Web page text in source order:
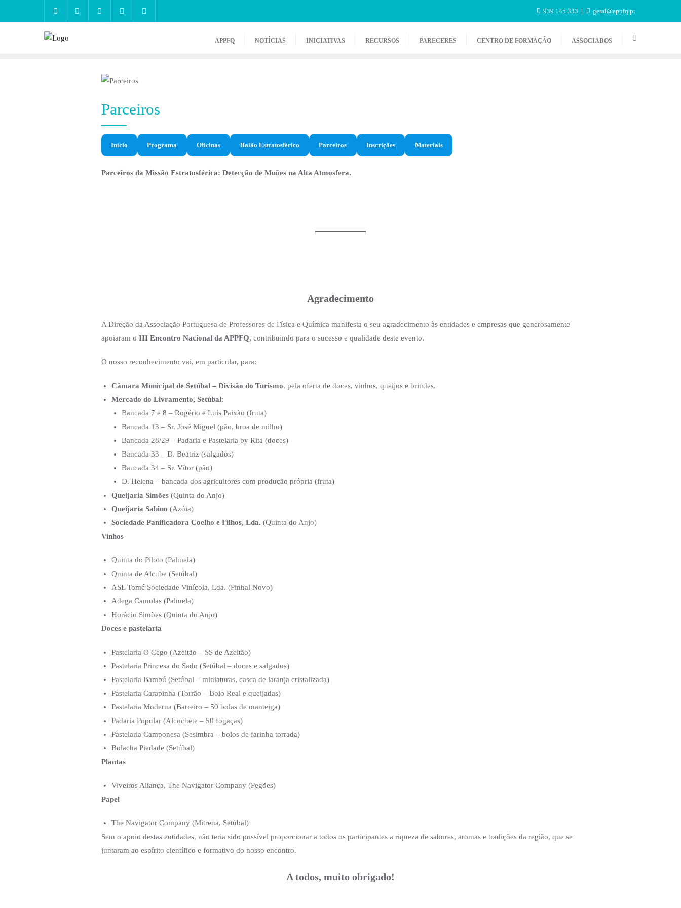
939 145 333 geral@appfq.pt
APPFQ NOTÍCIAS INICIATIVAS RECURSOS PARECERES CENTRO DE FORMAÇÃO ASSOCIADOS
Parceiros
Início Programa Oficinas Balão Estratosférico Parceiros Inscrições Materiais
Parceiros da Missão Estratosférica: Detecção de Muões na Alta Atmosfera.
Agradecimento
A Direção da Associação Portuguesa de Professores de Física e Química manifesta o seu agradecimento às entidades e empresas que generosamente
apoiaram o III Encontro Nacional da APPFQ, contribuindo para o sucesso e qualidade deste evento.
O nosso reconhecimento vai, em particular, para:
Câmara Municipal de Setúbal – Divisão do Turismo, pela oferta de doces, vinhos, queijos e brindes.
Mercado do Livramento, Setúbal:
Bancada 7 e 8 – Rogério e Luís Paixão (fruta)
Bancada 13 – Sr. José Miguel (pão, broa de milho)
Bancada 28/29 – Padaria e Pastelaria by Rita (doces)
Bancada 33 – D. Beatriz (salgados)
Bancada 34 – Sr. Vítor (pão)
D. Helena – bancada dos agricultores com produção própria (fruta)
Queijaria Simões(Quinta do Anjo)
Queijaria Sabino (Azóia)
Sociedade Panificadora Coelho e Filhos, Lda. (Quinta do Anjo)
Vinhos
Quinta do Piloto (Palmela)
Quinta de Alcube (Setúbal)
ASL Tomé Sociedade Vinícola, Lda. (Pinhal Novo)
Adega Camolas (Palmela)
Horácio Simões (Quinta do Anjo)
Doces e pastelaria
Pastelaria O Cego (Azeitão – SS de Azeitão)
Pastelaria Princesa do Sado (Setúbal – doces e salgados)
Pastelaria Bambú (Setúbal – miniaturas, casca de laranja cristalizada)
Pastelaria Carapinha (Torrão – Bolo Real e queijadas)
Pastelaria Moderna (Barreiro – 50 bolas de manteiga)
Padaria Popular (Alcochete – 50 fogaças)
Pastelaria Camponesa (Sesimbra – bolos de farinha torrada)
Bolacha Piedade (Setúbal)
Plantas
Viveiros Aliança, The Navigator Company (Pegões)
Papel
The Navigator Company (Mitrena, Setúbal)
Sem o apoio destas entidades, não teria sido possível proporcionar a todos os participantes a riqueza de sabores, aromas e tradições da região, que se
juntaram ao espírito científico e formativo do nosso encontro.
A todos, muito obrigado!